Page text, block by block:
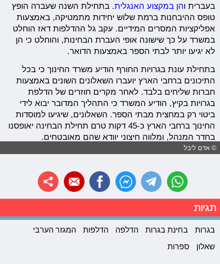
בעברית והן במקצוע האנגלית. בתחילת השנה שעברה הופץ
טופס ההיבחנות ברמת שלוש יחידות מתמטיקה, באמצעות
אפליקציות המסרים המידיים. עקב גל ההדלפות דאז הוחלט
במשרד על כך שישונה אופי העברת הבחינות, והוחלט כי הן
לא יגיעו יותר לבתי הספר באמצעות הדואר.
בתחילת עונת בגרויות החורף הודיע משרד החינוך כי בכל
התיכונים ברחבי הארץ יועברו השאלונים השונים באמצעות
חברות שליחים בלבד. לאחר מקרים חוזרים של הדלפת
בגרויות בקיץ, הודיע המשרד כי התהליך המדובר יבוא לידי
ביטוי רק במחצית מבתי הספר. השאלונים, שיגיעו למוסדות
החינוך ברחבי הארץ כ-45 דקות טרם תחילת הבחינה יאופסנו
בחדר המנהל, ומלווה חיצוני יוודא שהם מאובטחים.
© אדם ליבל
תגיות
בגרות בחינת בגרות הדלפה הדלפות
המגזר הערבי
שאלון
ספרות